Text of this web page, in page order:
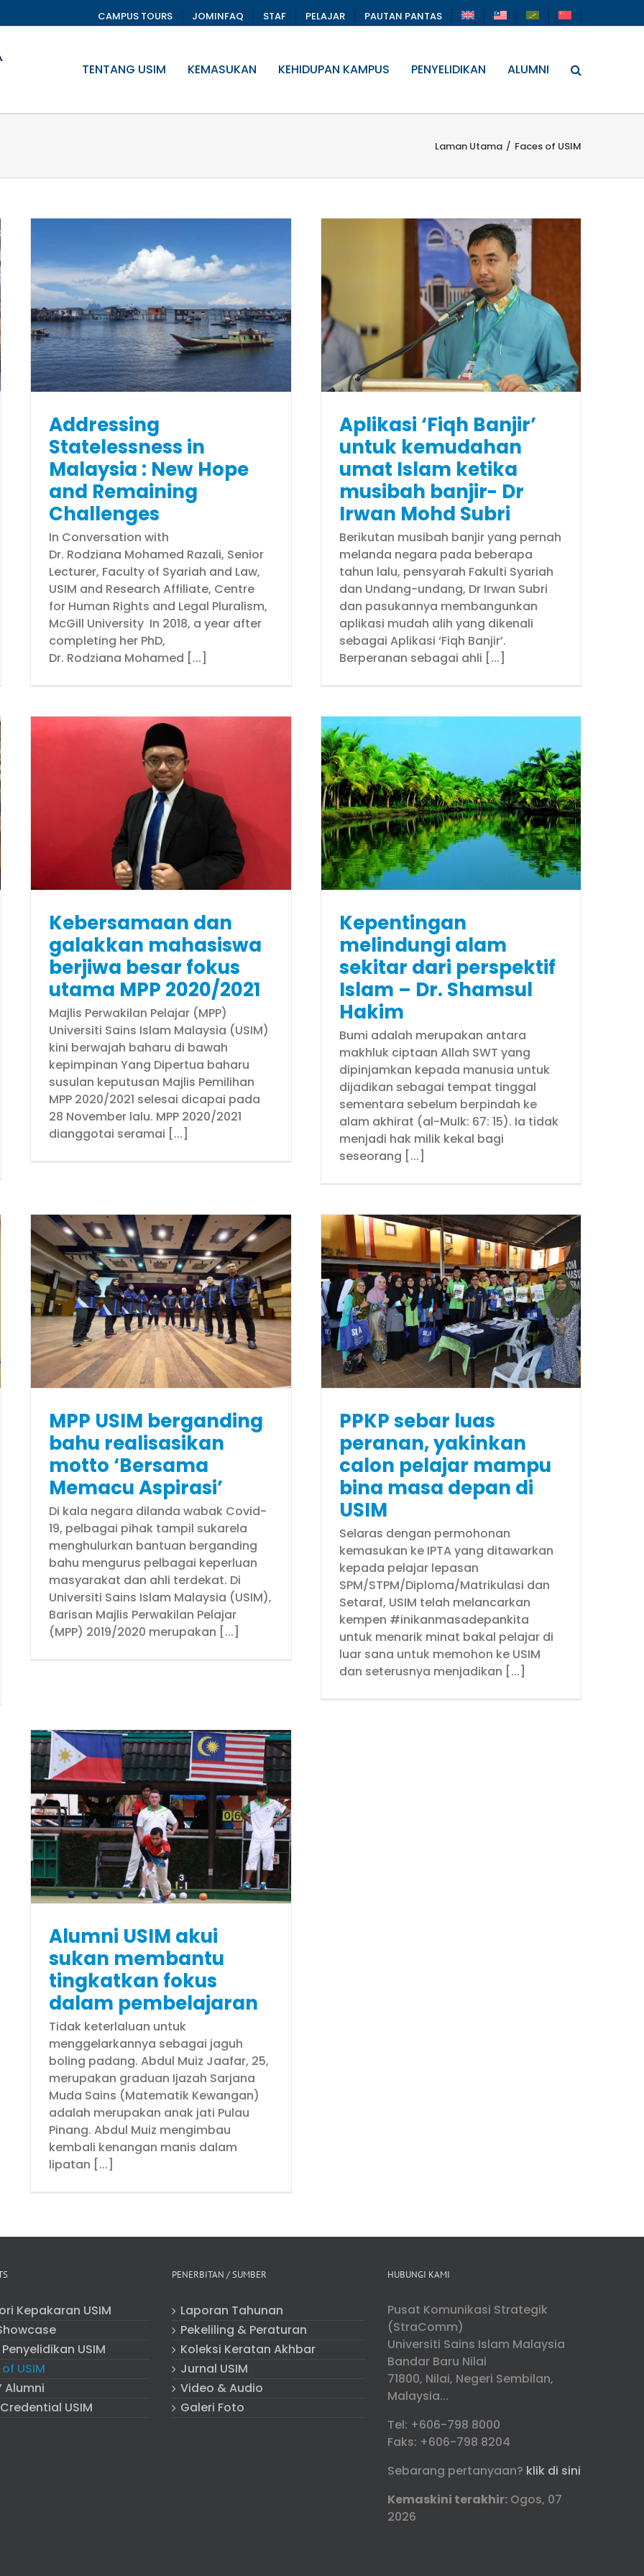
CAMPUS TOURS JOMINFAQ STAF PELAJAR PAUTAN PANTAS
TENTANG USIM KEMASUKAN KEHIDUPAN KAMPUS PENYELIDIKAN ALUMNI
Laman Utama / Faces of USIM
Addressing
Statelessness in
Malaysia : New Hope
and Remaining
Challenges
In Conversation with
Dr. Rodziana Mohamed Razali, Senior
Lecturer, Faculty of Syariah and Law,
USIM and Research Affiliate, Centre
for Human Rights and Legal Pluralism,
McGill University In 2018, a year after
completing her PhD,
Dr. Rodziana Mohamed [...]
Aplikasi ‘Fiqh Banjir’ untuk
kemudahan umat Islam
ketika musibah banjir- Dr
Irwan Mohd Subri
Faces of USIM
Aplikasi ‘Fiqh Banjir’
untuk kemudahan
umat Islam ketika
musibah banjir- Dr
Irwan Mohd Subri
Berikutan musibah banjir yang pernah
melanda negara pada beberapa
tahun lalu, pensyarah Fakulti Syariah
dan Undang-undang, Dr Irwan Subri
dan pasukannya membangunkan
aplikasi mudah alih yang dikenali
sebagai Aplikasi ‘Fiqh Banjir’.
Berperanan sebagai ahli [...]
Kebersamaan dan
galakkan mahasiswa
berjiwa besar fokus
utama MPP 2020/2021
Majlis Perwakilan Pelajar (MPP)
Universiti Sains Islam Malaysia (USIM)
kini berwajah baharu di bawah
kepimpinan Yang Dipertua baharu
susulan keputusan Majlis Pemilihan
MPP 2020/2021 selesai dicapai pada
28 November lalu. MPP 2020/2021
dianggotai seramai [...]
Kepentingan melindungi
alam sekitar dari perspektif
Islam – Dr. Shamsul Hakim
Kepentingan
melindungi alam
sekitar dari perspektif
Islam – Dr. Shamsul
Hakim
Bumi adalah merupakan antara
makhluk ciptaan Allah SWT yang
dipinjamkan kepada manusia untuk
dijadikan sebagai tempat tinggal
sementara sebelum berpindah ke
alam akhirat (al-Mulk: 67: 15). Ia tidak
menjadi hak milik kekal bagi
seseorang [...]
MPP USIM berganding
bahu realisasikan
motto ‘Bersama
Memacu Aspirasi’
Di kala negara dilanda wabak Covid-
19, pelbagai pihak tampil sukarela
menghulurkan bantuan berganding
bahu mengurus pelbagai keperluan
masyarakat dan ahli terdekat. Di
Universiti Sains Islam Malaysia (USIM),
Barisan Majlis Perwakilan Pelajar
(MPP) 2019/2020 merupakan [...]
PPKP sebar luas peranan,
yakinkan calon pelajar
mampu bina masa depan di
USIM
Faces of USIM
PPKP sebar luas
peranan, yakinkan
calon pelajar mampu
bina masa depan di
USIM
Selaras dengan permohonan
kemasukan ke IPTA yang ditawarkan
kepada pelajar lepasan
SPM/STPM/Diploma/Matrikulasi dan
Setaraf, USIM telah melancarkan
kempen #inikanmasadepankita
untuk menarik minat bakal pelajar di
luar sana untuk memohon ke USIM
dan seterusnya menjadikan [...]
Alumni USIM akui
sukan membantu
tingkatkan fokus
dalam pembelajaran
Tidak keterlaluan untuk
menggelarkannya sebagai jaguh
boling padang. Abdul Muiz Jaafar, 25,
merupakan graduan Ijazah Sarjana
Muda Sains (Matematik Kewangan)
adalah merupakan anak jati Pulau
Pinang. Abdul Muiz mengimbau
kembali kenangan manis dalam
lipatan [...]
Kepakaran USIM
USIM
USIM
Alumni
USIM
PENERBITAN / SUMBER
Laporan Tahunan
Pekeliling & Peraturan
Koleksi Keratan Akhbar
Jurnal USIM
Video & Audio
Galeri Foto
HUBUNGI KAMI
Pusat Komunikasi Strategik
(StraComm)
Universiti Sains Islam Malaysia
Bandar Baru Nilai
71800, Nilai, Negeri Sembilan,
Malaysia...
Tel: +606-798 8000
Faks: +606-798 8204
Sebarang pertanyaan? klik di sini
Kemaskini terakhir: Ogos, 07
2026